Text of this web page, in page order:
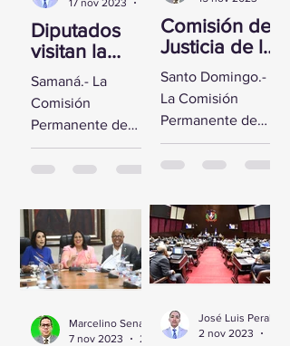
Diputados
visitan la
Fortaleza de
Santa
Bárbara de
Samaná
Samaná.- La
Comisión
Permanente de
Derechos
Humanos de la
Diputados visitó la
Fortaleza de Santa
Bárbara de
Samaná, a fin de...
Comisión de
Justicia de la
CD se reúne
con Yeni
Berenice
Reynoso
Santo Domingo.-
La Comisión
Permanente de
Justicia de la
Cámara de
un encuentro con
la Directora de
Persecución del...
Marcelino Sena
7 nov 2023
José Luis Peralta
2 nov 2023